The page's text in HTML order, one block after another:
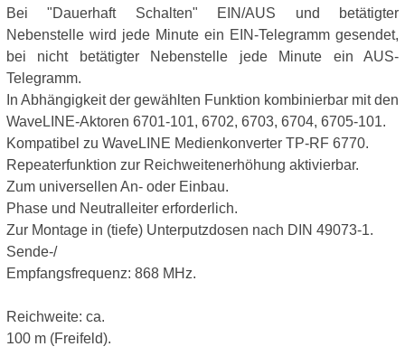
Bei "Dauerhaft Schalten" EIN/AUS und betätigter
Nebenstelle wird jede Minute ein EIN-Telegramm gesendet,
bei nicht betätigter Nebenstelle jede Minute ein AUS-
Telegramm.
In Abhängigkeit der gewählten Funktion kombinierbar mit den
WaveLINE-Aktoren 6701-101, 6702, 6703, 6704, 6705-101.
Kompatibel zu WaveLINE Medienkonverter TP-RF 6770.
Repeaterfunktion zur Reichweitenerhöhung aktivierbar.
Zum universellen An- oder Einbau.
Phase und Neutralleiter erforderlich.
Zur Montage in (tiefe) Unterputzdosen nach DIN 49073-1.
Sende-/
Empfangsfrequenz: 868 MHz.
Reichweite: ca.
100 m (Freifeld).